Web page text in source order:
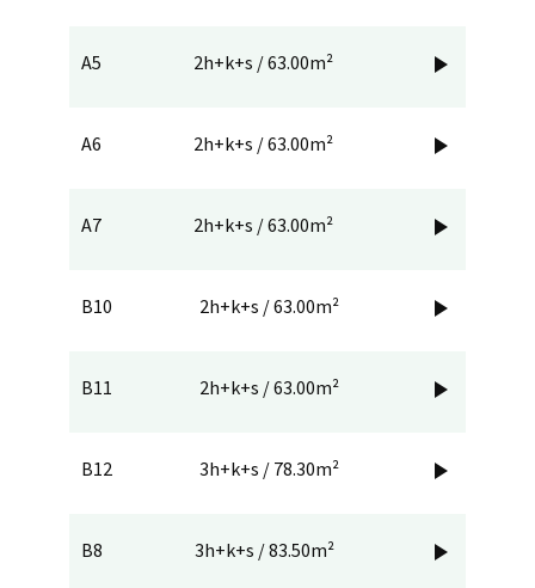
A5 2h+k+s / 63.00m² 
A6 2h+k+s / 63.00m² 
A7 2h+k+s / 63.00m² 
B10 2h+k+s / 63.00m² 
B11 2h+k+s / 63.00m² 
B12 3h+k+s / 78.30m² 
B8 3h+k+s / 83.50m² 